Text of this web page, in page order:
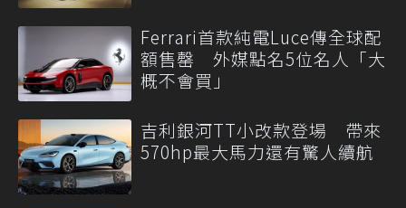
Ferrari首款純電Luce傳全球配
額售罄 外媒點名5位名人「大
概不會買」
吉利銀河TT小改款登場 帶來
570hp最大馬力還有驚人續航